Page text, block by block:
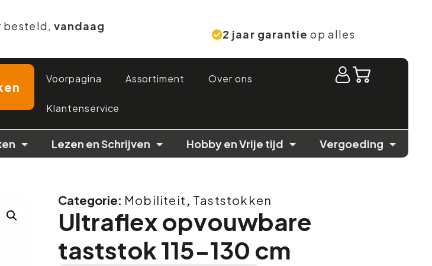
besteld, vandaag
2 jaar garantie op alles
Voorpagina Assortiment Over ons
Klantenservice
Lezen en Schrijven Hobby en Vrije tijd Vergoeding
Categorie: Mobiliteit , Taststokken
Ultraflex opvouwbare
taststok 115-130 cm